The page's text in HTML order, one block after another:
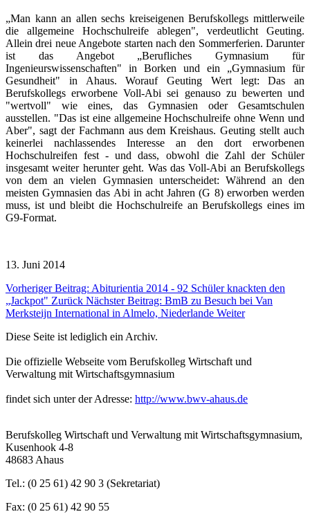
„Man kann an allen sechs kreiseigenen Berufskollegs mittlerweile
die allgemeine Hochschulreife ablegen", verdeutlicht Geuting.
Allein drei neue Angebote starten nach den Sommerferien. Darunter
ist das Angebot „Berufliches Gymnasium für
Ingenieurswissenschaften" in Borken und ein „Gymnasium für
Gesundheit" in Ahaus. Worauf Geuting Wert legt: Das an
Berufskollegs erworbene Voll-Abi sei genauso zu bewerten und
"wertvoll" wie eines, das Gymnasien oder Gesamtschulen
ausstellen. "Das ist eine allgemeine Hochschulreife ohne Wenn und
Aber", sagt der Fachmann aus dem Kreishaus. Geuting stellt auch
keinerlei nachlassendes Interesse an den dort erworbenen
Hochschulreifen fest - und dass, obwohl die Zahl der Schüler
insgesamt weiter herunter geht. Was das Voll-Abi an Berufskollegs
von dem an vielen Gymnasien unterscheidet: Während an den
meisten Gymnasien das Abi in acht Jahren (G 8) erworben werden
muss, ist und bleibt die Hochschulreife an Berufskollegs eines im
G9-Format.
13. Juni 2014
Vorheriger Beitrag: Abiturientia 2014 - 92 Schüler knackten den
„Jackpot" Zurück Nächster Beitrag: BmB zu Besuch bei Van
Merksteijn International in Almelo, Niederlande Weiter
Diese Seite ist lediglich ein Archiv.
Die offizielle Webseite vom Berufskolleg Wirtschaft und
Verwaltung mit Wirtschaftsgymnasium
findet sich unter der Adresse: http://www.bwv-ahaus.de
Berufskolleg Wirtschaft und Verwaltung mit Wirtschaftsgymnasium,
Kusenhook 4-8
48683 Ahaus
Tel.: (0 25 61) 42 90 3 (Sekretariat)
Fax: (0 25 61) 42 90 55